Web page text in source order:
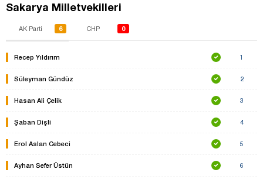
Sakarya Milletvekilleri
AK Parti 6 CHP 0
Recep Yıldırım 1
Süleyman Gündüz 2
Hasan Ali Çelik 3
Şaban Dişli 4
Erol Aslan Cebeci 5
Ayhan Sefer Üstün 6